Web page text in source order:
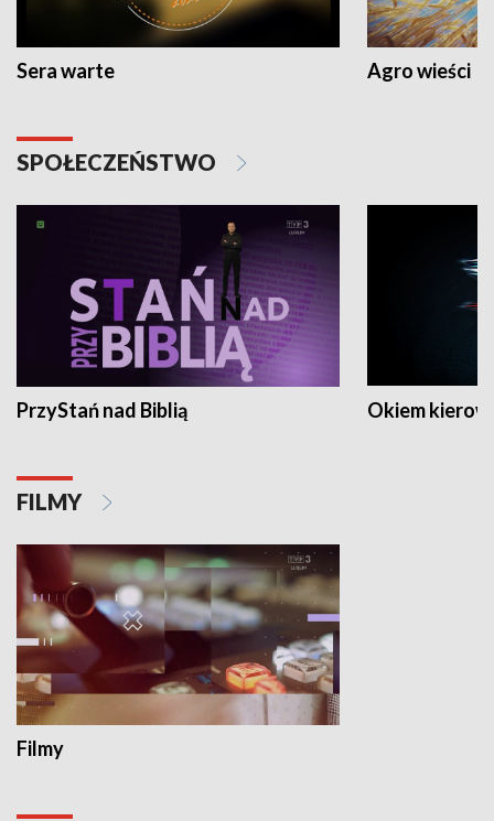
Sera warte Agro wieści
SPOŁECZEŃSTWO
PrzyStań nad Biblią Okiem
FILMY
Filmy